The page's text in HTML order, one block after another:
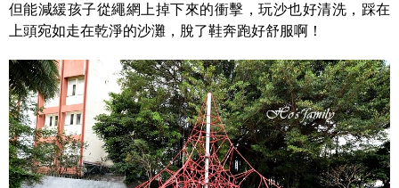
但能減緩孩子從繩網上掉下來的衝擊，玩沙也好清洗，踩在
上頭宛如走在乾淨的沙灘，脫了鞋奔跑好舒服啊！